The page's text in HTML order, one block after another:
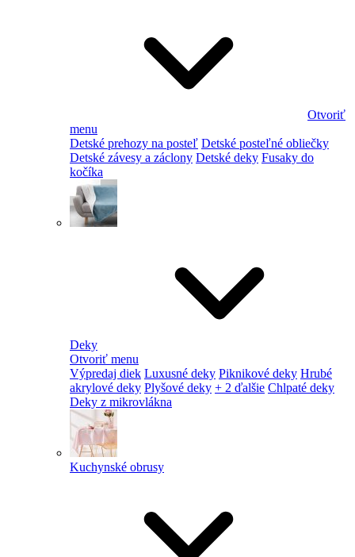
Otvoriť
menu
Detské prehozy na posteľ Detské posteľné obliečky
Detské závesy a záclony Detské deky Fusaky do
kočíka
Deky
Otvoriť menu
Výpredaj diek Luxusné deky Piknikové deky Hrubé
akrylové deky Plyšové deky + 2 ďalšie Chlpaté deky
Deky z mikrovlákna
Kuchynské obrusy